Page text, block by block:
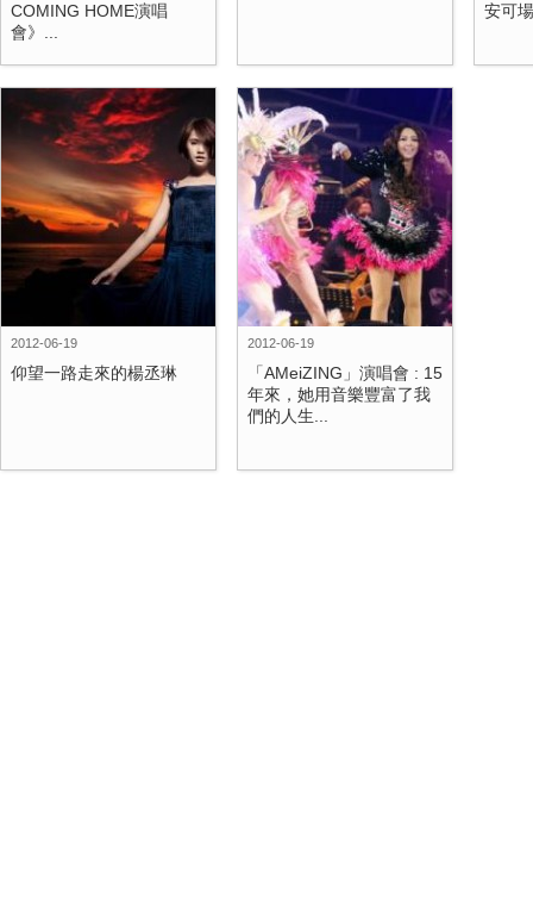
COMING HOME演唱
會》...
安可
2012-06-19
仰望一路走來的楊丞琳
2012-06-19
「AMeiZING」演唱會 : 15
年來，她用音樂豐富了我
們的人生...